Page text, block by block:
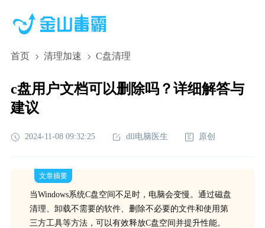
首页 清理加速 C盘清理
c盘用户文档可以删除吗？详细解答与
建议
2024-11-08 09:32:25 dll电脑医生 原创
文章摘要
当Windows系统C盘空间不足时，电脑会变慢。通过磁盘
清理、卸载不需要的软件、删除不必要的文件和使用第
三方工具等方法，可以有效释放C盘空间并提升性能。